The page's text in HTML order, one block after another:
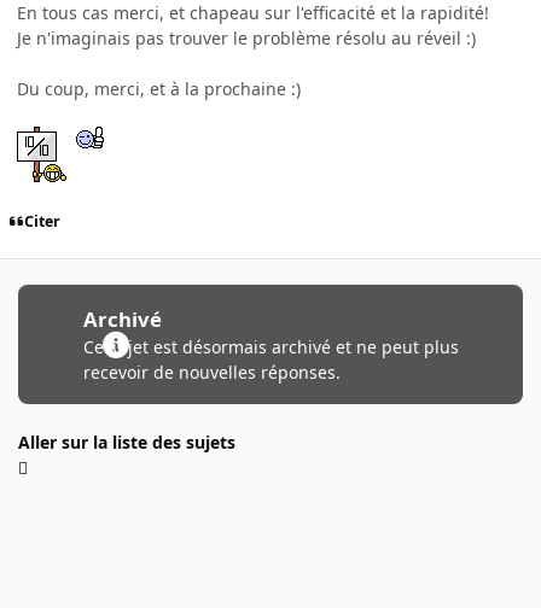
En tous cas merci, et chapeau sur l'efficacité et la rapidité!
Je n'imaginais pas trouver le problème résolu au réveil :)
Du coup, merci, et à la prochaine :)
Citer
Archivé
Ce sujet est désormais archivé et ne peut plus
recevoir de nouvelles réponses.
Aller sur la liste des sujets